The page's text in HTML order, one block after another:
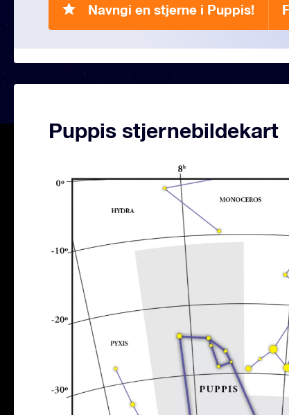
Navngi en stjerne i Puppis!
Puppis stjernebildekart